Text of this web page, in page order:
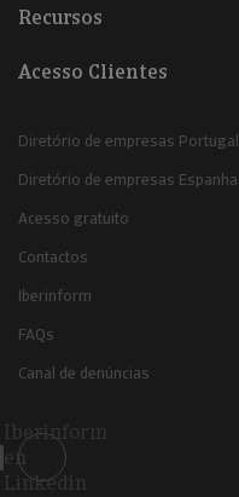
Recursos
Acesso Clientes
Diretório de empresas Portugal
Diretório de empresas Espanha
Acesso gratuito
Contactos
Iberinform
FAQs
Canal de denúncias
Iberinform
en
Linkedin